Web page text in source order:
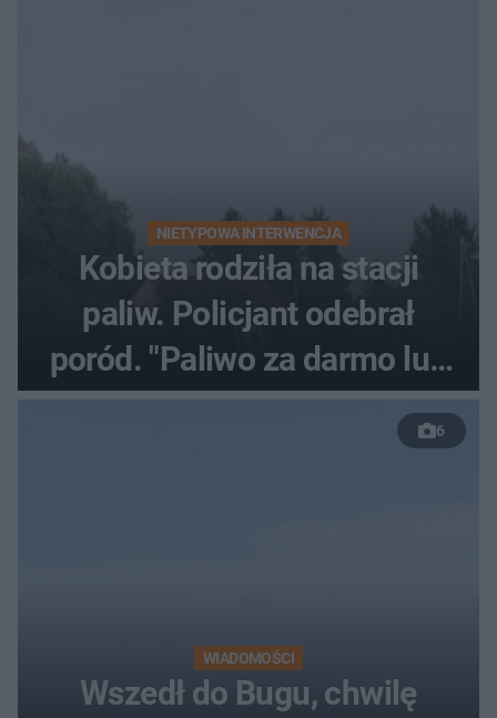
NIETYPOWA INTERWENCJA
Kobieta rodziła na stacji
paliw. Policjant odebrał
poród. "Paliwo za darmo lub
50 %!"
6
WIADOMOŚCI
Wszedł do Bugu, chwilę